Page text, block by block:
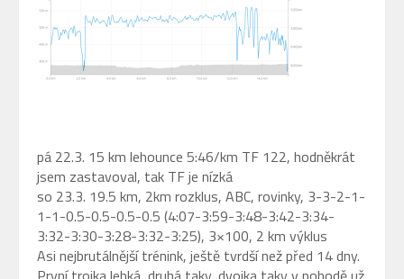
pá 22.3. 15 km lehounce 5:46/km TF 122, hodněkrát
jsem zastavoval, tak TF je nízká
so 23.3. 19.5 km, 2km rozklus, ABC, rovinky, 3-3-2-1-
1-1-0.5-0.5-0.5-0.5 (4:07-3:59-3:48-3:42-3:34-
3:32-3:30-3:28-3:32-3:25), 3×100, 2 km výklus
Asi nejbrutálnější trénink, ještě tvrdší než před 14 dny.